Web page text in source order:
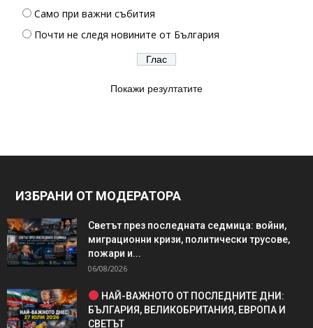
Само при важни събития
Почти не следя новините от България
Покажи резултатите
ИЗБРАНИ ОТ МОДЕРАТОРА
Светът през последната седмица: войни,
миграционни кризи, политически трусове,
пожари и...
06/08/2026
НАЙ-ВАЖНОТО ОТ ПОСЛЕДНИТЕ ДНИ:
БЪЛГАРИЯ, ВЕЛИКОБРИТАНИЯ, ЕВРОПА И
СВЕТЪТ